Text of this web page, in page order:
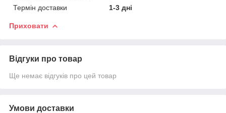
Термін доставки
1-3 дні
Приховати
Відгуки про товар
Ще немає відгуків про цей товар
Умови доставки